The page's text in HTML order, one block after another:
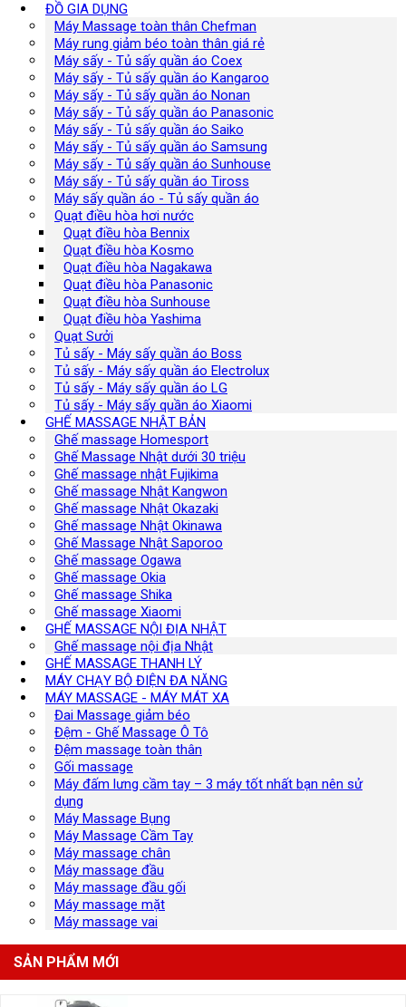
ĐỒ GIA DỤNG
Máy Massage toàn thân Chefman
Máy rung giảm béo toàn thân giá rẻ
Máy sấy - Tủ sấy quần áo Coex
Máy sấy - Tủ sấy quần áo Kangaroo
Máy sấy - Tủ sấy quần áo Nonan
Máy sấy - Tủ sấy quần áo Panasonic
Máy sấy - Tủ sấy quần áo Saiko
Máy sấy - Tủ sấy quần áo Samsung
Máy sấy - Tủ sấy quần áo Sunhouse
Máy sấy - Tủ sấy quần áo Tiross
Máy sấy quần áo - Tủ sấy quần áo
Quạt điều hòa hơi nước
Quạt điều hòa Bennix
Quạt điều hòa Kosmo
Quạt điều hòa Nagakawa
Quạt điều hòa Panasonic
Quạt điều hòa Sunhouse
Quạt điều hòa Yashima
Quạt Sưởi
Tủ sấy - Máy sấy quần áo Boss
Tủ sấy - Máy sấy quần áo Electrolux
Tủ sấy - Máy sấy quần áo LG
Tủ sấy - Máy sấy quần áo Xiaomi
GHẾ MASSAGE NHẬT BẢN
Ghế massage Homesport
Ghế Massage Nhật dưới 30 triệu
Ghế massage nhật Fujikima
Ghế massage Nhật Kangwon
Ghế massage Nhật Okazaki
Ghế massage Nhật Okinawa
Ghế Massage Nhật Saporoo
Ghế massage Ogawa
Ghế massage Okia
Ghế massage Shika
Ghế massage Xiaomi
GHẾ MASSAGE NỘI ĐỊA NHẬT
Ghế massage nội địa Nhật
GHẾ MASSAGE THANH LÝ
MÁY CHẠY BỘ ĐIỆN ĐA NĂNG
MÁY MASSAGE - MÁY MÁT XA
Đai Massage giảm béo
Đệm - Ghế Massage Ô Tô
Đệm massage toàn thân
Gối massage
Máy đấm lưng cầm tay – 3 máy tốt nhất bạn nên sử
dụng
Máy Massage Bụng
Máy Massage Cầm Tay
Máy massage chân
Máy massage đầu
Máy massage đầu gối
Máy massage mặt
Máy massage vai
SẢN PHẨM MỚI